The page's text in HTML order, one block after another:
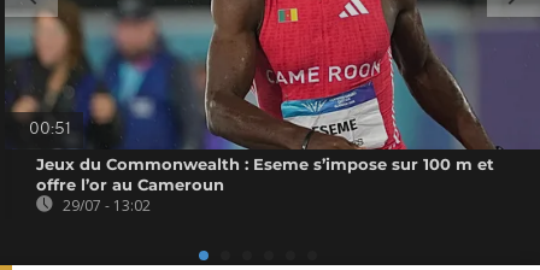
00:51
Jeux du Commonwealth : Eseme s’impose sur 100 m et
offre l’or au Cameroun
29/07 - 13:02